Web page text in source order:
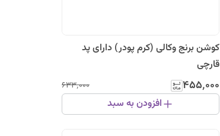
کوشن برنج وکالی (کرم پودر) دارای پد
قارچی
۴۵۵٬۰۰۰ ۶۳۳٬۰۰۰
افزودن به سبد